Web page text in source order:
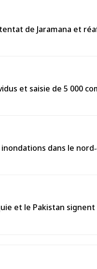
de Jaramana et
et saisie de 5 000
dans le
et le Pakistan